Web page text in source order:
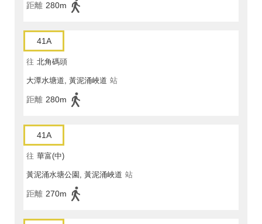
距離 280m
41A
往 北角碼頭
大潭水塘道, 黃泥涌峽道 站
距離 280m
41A
往 華富(中)
黃泥涌水塘公園, 黃泥涌峽道 站
距離 270m